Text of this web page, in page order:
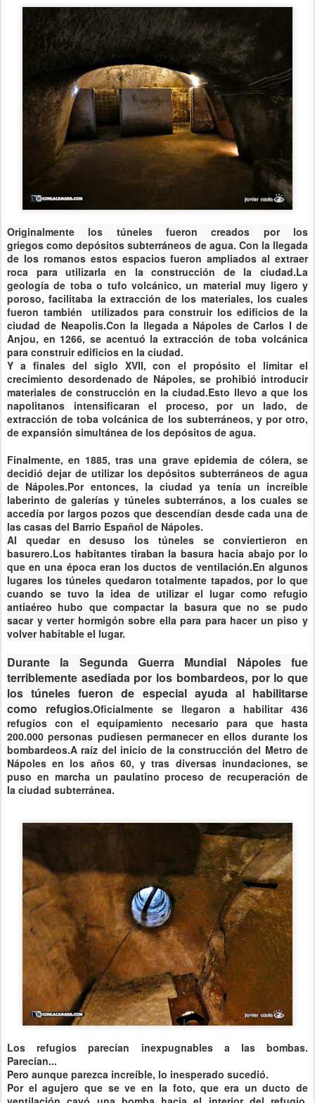
Originalmente los túneles fueron creados por los
griegoscomo depósitos subterráneos de agua. Con la llegada
de los romanos estos espacios fueron ampliados al extraer
roca para utilizarla en la construcción de la ciudad.La
geología de toba o tufo volcánico, un material muy ligero y
poroso, facilitaba la extracción de los materiales, los cuales
fueron también utilizados para construir los edificios de la
ciudad de Neapolis.Con la llegada a Nápoles de Carlos I de
Anjou, en 1266, se acentuó la extracción de toba volcánica
para construir edificios en la ciudad.
Y a finales del siglo XVII, con el propósito el limitar el
crecimiento desordenado de Nápoles, se prohibió introducir
materiales de construcción en la ciudad.Esto llevo a que los
napolitanos intensificaran el proceso, por un lado, de
extracción de toba volcánica de los subterráneos, y por otro,
de expansión simultánea de los depósitos de agua.
Finalmente, en 1885, tras una grave epidemia de cólera, se
decidió dejar de utilizar los depósitos subterráneos de agua
de Nápoles.Por entonces, la ciudad ya tenía un increíble
laberinto de galerías y túneles subterrános, a los cuales se
accedía por largos pozos que descendían desde cada una de
las casas del Barrio Español de Nápoles.
Al quedar en desuso los túneles se conviertieron en
basurero.Los habitantes tiraban la basura hacia abajo por lo
que en una época eran los ductos de ventilación.En algunos
lugares los túneles quedaron totalmente tapados, por lo que
cuando se tuvo la idea de utilizar el lugar como refugio
antiaéreo hubo que compactar la basura que no se pudo
sacar y verter hormigón sobre ella para para hacer un piso y
volver habitable el lugar.
Durante la Segunda Guerra Mundial Nápoles fue
terriblemente asediada por los bombardeos, por lo que
los túneles fueron de especial ayuda al habilitarse
como refugios.Oficialmente se llegaron a habilitar 436
refugios con el equipamiento necesario para que hasta
200.000 personas pudiesen permanecer en ellos durante los
bombardeos.A raíz del inicio de la construcción del Metro de
Nápoles en los años 60, y tras diversas inundaciones, se
puso en marcha un paulatino proceso de recuperación de
la ciudad subterránea.
Los refugios parecían inexpugnables a las bombas.
Parecían...
Pero aunque parezca increíble, lo inesperado sucedió.
Por el agujero que se ve en la foto, que era un ducto de